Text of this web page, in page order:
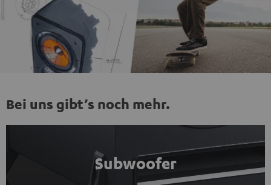
Bei uns gibt’s noch mehr.
Subwoofer